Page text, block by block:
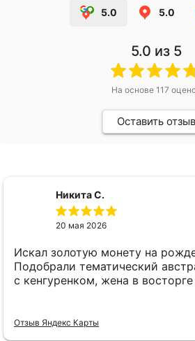
5.0 5.0
5.0 из 5
На основе 117
Оставить отзыв
Никита С.
20 мая 2026
Искал золотую монету на
Подобрали тематический
с кенгуренком, жена в
Отзыв Яндекс Карты